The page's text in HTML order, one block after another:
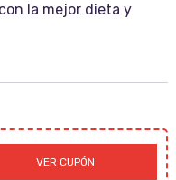
la mejor dieta y
VER CUPÓN
RECETASBARF